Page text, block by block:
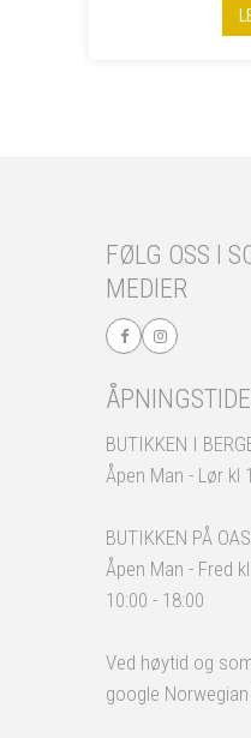
FØLG OSS I
MEDIER
BUTIKKEN I
Åpen Man - Lør kl
BUTIKKEN PÅ
Åpen Man - Fred
10:00 - 18:00
Ved høytid og
google